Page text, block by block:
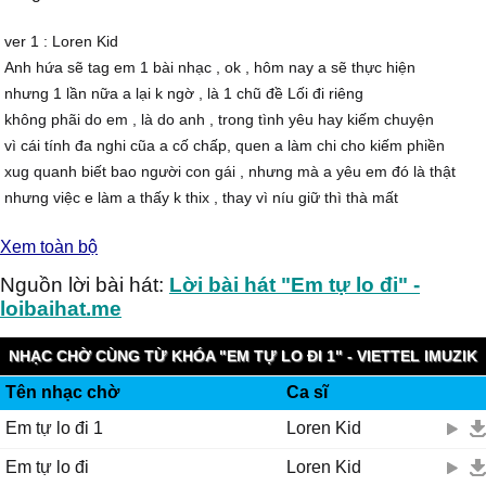
ver 1 : Loren Kid
Anh hứa sẽ tag em 1 bài nhạc , ok , hôm nay a sẽ thực hiện
nhưng 1 lần nữa a lại k ngờ , là 1 chũ đề Lối đi riêng
không phãi do em , là do anh , trong tình yêu hay kiếm chuyện
vì cái tính đa nghi cũa a cố chấp, quen a làm chi cho kiếm phiền
xug quanh biết bao người con gái , nhưng mà a yêu em đó là thật
nhưng việc e làm a thấy k thix , thay vì níu giữ thì thà mất
còn hơn cố gắng kìm nén cơn ghen , để nỗi đau từ từ đến
ngày tháng bên nhau đâu có dài , nên kết thúc s0m se tốt hơn
1 ngày kĩ niệm anh sẽ giữ lại , và chúc e tìm người tốt hơn
Úp úp mờ ám nhu em thì thà a mỡ 1 lần r một mai
Có gặp nhau , trên đường đời ,xin em làm thinh quay mặt đi
Chứ đừng thốt ra 1 lời nào , đễ đang bình thường tự nhiên hacxi
Chắc e cũng hiễu nhửng lời a nói fãi hok , chĩ trong 1 ver thôi
Thì em củng hiểu tình mình trước h` , chĩ ỡ trong mơ thôi
Xem toàn bộ
Nguồn lời bài hát: Lời bài hát "Em tự lo đi" -
loibaihat.me
NHẠC CHỜ CÙNG TỪ KHÓA "EM TỰ LO ĐI 1" - VIETTEL IMUZIK
Tên nhạc chờ
Ca sĩ
Em tự lo đi 1
Loren Kid
Em tự lo đi Loren Kid